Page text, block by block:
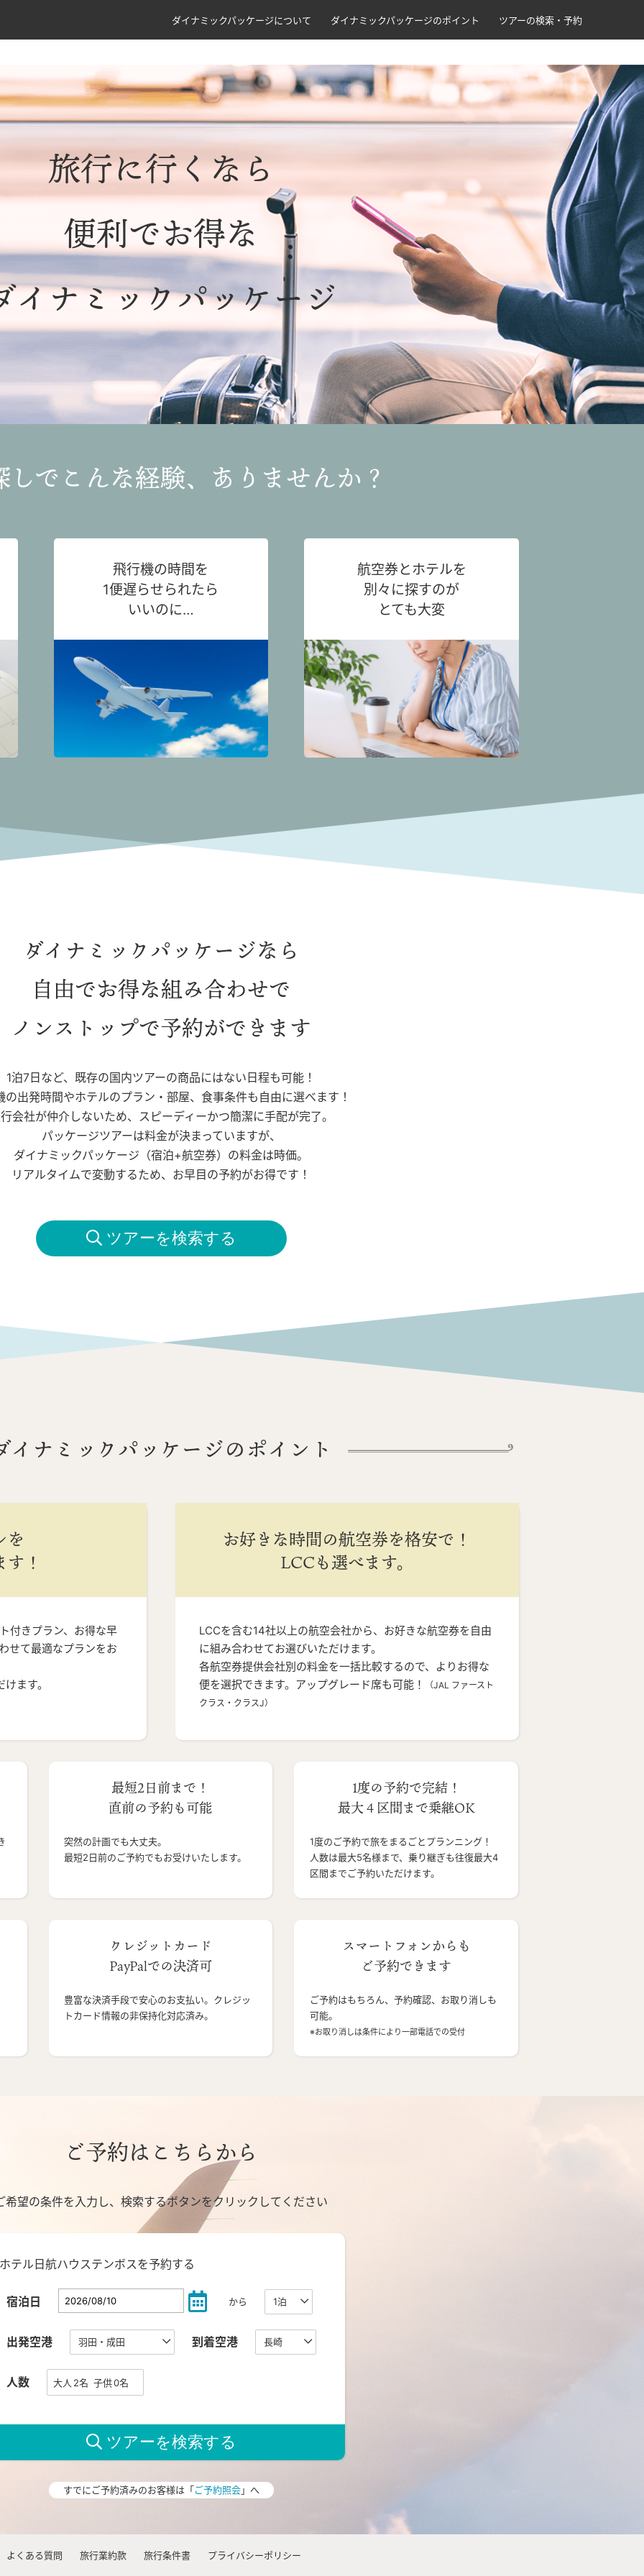
ダイナミックパッケージについて ダイナミックパッケージのポイント ツアーの検索・予約
旅行に行くなら
便利でお得な
イナミックパッケージ
しでこんな経験、ありませんか？
飛行機の時間を
1便遅らせられたら
いいのに…
航空券とホテルを
別々に探すのが
とても大変
ダイナミックパッケージなら
自由でお得な組み合わせで
ノンストップで予約ができます
1泊7日など、既存の国内ツアーの商品にはない日程も可能！
の出発時間やホテルのプラン・部屋、食事条件も自由に選べます！
会社が仲介しないため、スピーディーかつ簡潔に手配が完了。
パッケージツアーは料金が決まっていますが、
ダイナミックパッケージ（宿泊+航空券）の料金は時価。
リアルタイムで変動するため、お早目の予約がお得です！
 ツアーを検索する
イナミックパッケージのポイント
を
！
付きプラン、お得な早
せて最適なプランをお
ます。
お好きな時間の航空券を格安で！
LCCも選べます。
LCCを含む14社以上の航空会社から、お好きな航空券を自由
に組み合わせてお選びいただけます。
各航空券提供会社別の料金を一括比較するので、よりお得な
便を選択できます。アップグレード席も可能！
（JAL ファースト
クラス・クラスJ）
最短2日前まで！
直前の予約も可能
突然の計画でも大丈夫。
最短2日前のご予約でもお受けいたします。
1度の予約で完結！
最大４区間まで乗継OK
1度のご予約で旅をまるごとプランニング！
人数は最大5名様まで、乗り継ぎも往復最大4
区間までご予約いただけます。
クレジットカード
PayPalでの決済可
豊富な決済手段で安心のお支払い。クレジッ
トカード情報の非保持化対応済み。
スマートフォンからも
ご予約できます
ご予約はもちろん、予約確認、お取り消しも
可能。
※お取り消しは条件により一部電話での受付
ご予約はこちらから
希望の条件を入力し、検索するボタンをクリックしてください
テル日航ハウステンボスを予約する
宿泊日 から
出発空港 到着空港
人数
すでにご予約済みのお客様は「ご予約照会」へ
よくある質問 旅行業約款 旅行条件書 プライバシーポリシー